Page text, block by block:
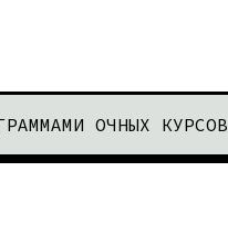
ОЧНЫХ КУРСОВ